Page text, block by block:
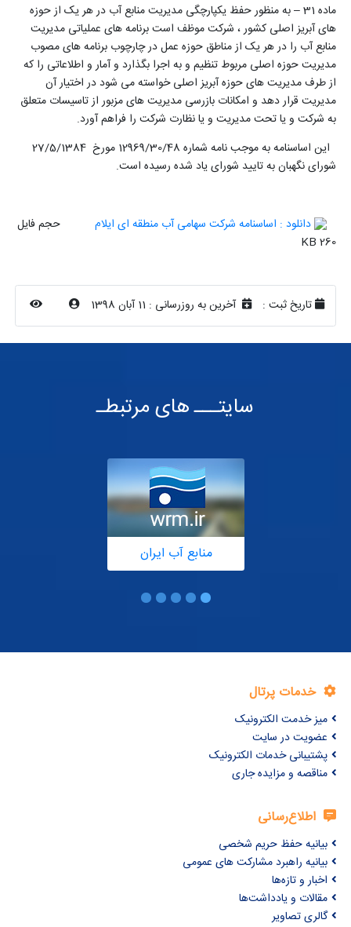
ماده 31 – به منظور حفظ یکپارچگی مدیریت منابع آب در هر یک از حوزه
های آبریز اصلی کشور ، شرکت موظف است برنامه های عملیاتی مدیریت
منابع آب را در هر یک از مناطق حوزه عمل در چارچوب برنامه های مصوب
مدیریت حوزه اصلی مربوط تنظیم و به اجرا بگذارد و آمار و اطلاعاتی را که
از طرف مدیریت های حوزه آبریز اصلی خواسته می شود در اختیار آن
مدیریت قرار دهد و امکانات بازرسی مدیریت های مزبور از تاسیسات متعلق
به شرکت و یا تحت مدیریت و یا نظارت شرکت را فراهم آورد.
این اساسنامه به موجب نامه شماره 12969/30/48 مورخ 27/5/1384
شورای نگهبان به تایید شورای یاد شده رسیده است.
دانلود : اساسنامه شرکت سهامی آب منطقه ای ایلام حجم فایل
260 KB
تاریخ ثبت : آخرین به روزرسانی : 11 آبان 1398
سایتـــ های مرتبطـ
منابع آب ایران
خدمات پرتال
میز خدمت الکترونیک
عضویت در سایت
پشتیبانی خدمات الکترونیک
مناقصه و مزایده جاری
اطلاع‌رسانی
بیانیه حفظ حریم شخصی
بیانیه راهبرد مشارکت های عمومی
اخبار و تازه‌ها
مقالات و یادداشت‌ها
گالری تصاویر